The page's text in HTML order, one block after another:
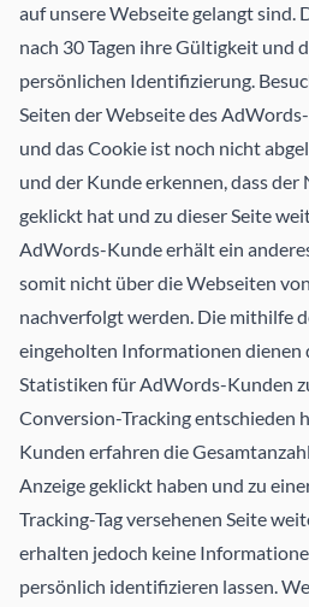
auf unsere Webseite gelangt sind.
nach 30 Tagen ihre Gültigkeit und
persönlichen Identifizierung.
Seiten der Webseite des
und das Cookie ist noch nicht
und der Kunde erkennen, dass der
geklickt hat und zu dieser Seite
AdWords-Kunde erhält ein
somit nicht über die Webseiten
nachverfolgt werden. Die mithilfe
eingeholten Informationen dienen
Statistiken für AdWords-Kunden
Conversion-Tracking entschieden
Kunden erfahren die
Anzeige geklickt haben und zu
Tracking-Tag versehenen Seite
erhalten jedoch keine
persönlich identifizieren lassen.